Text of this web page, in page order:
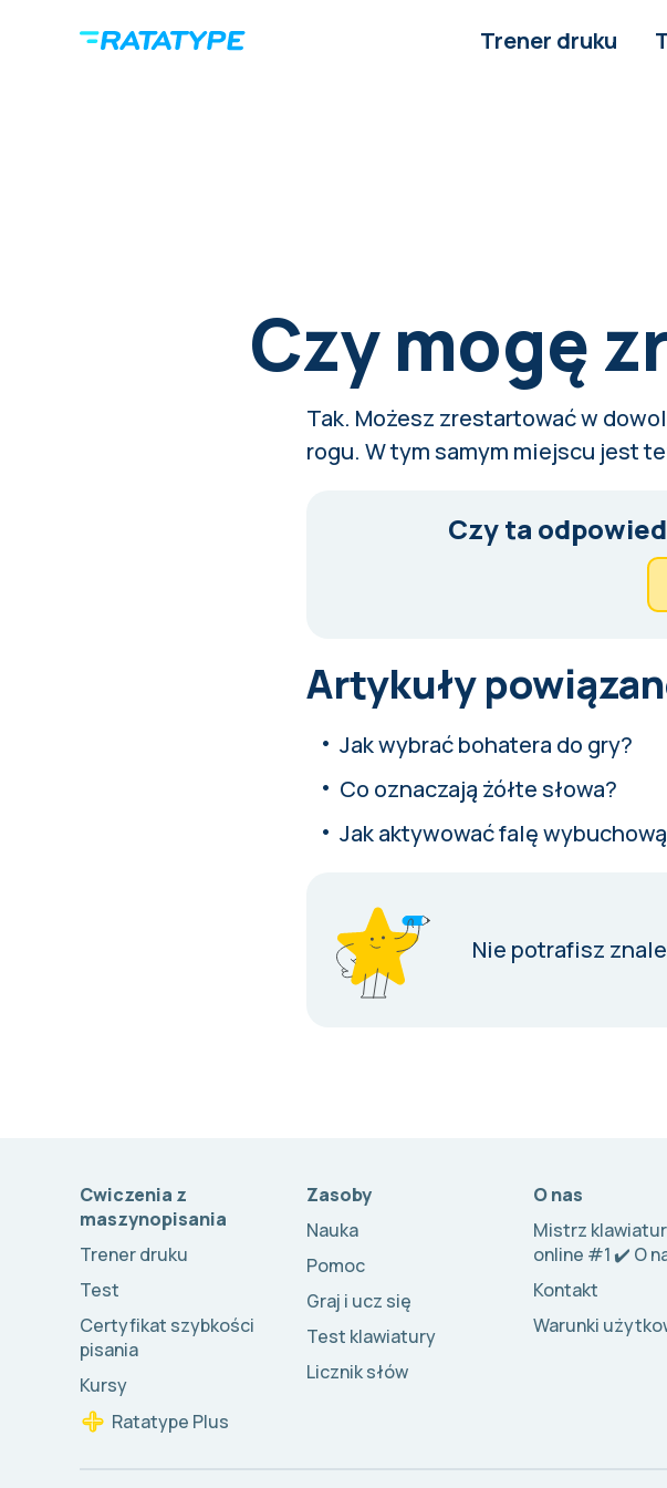
Trener druku
Czy mogę
Tak. Możesz zrestartować w
rogu. W tym samym miejscu jest
Czy ta
Artykuły
Jak wybrać bohatera do gry?
Co oznaczają żółte słowa?
Jak aktywować falę
Nie potrafisz
Cwiczenia z
maszynopisania
Trener druku
Test
Certyfikat szybkości
pisania
Kursy
Ratatype Plus
Zasoby
Nauka
Pomoc
Graj i ucz się
Test klawiatury
Licznik słów
O nas
Mistrz
online #1 ✔️ O
Kontakt
Warunki